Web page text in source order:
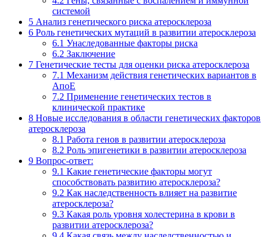
системой
5 Анализ генетического риска атеросклероза
6 Роль генетических мутаций в развитии атеросклероза
6.1 Унаследованные факторы риска
6.2 Заключение
7 Генетические тесты для оценки риска атеросклероза
7.1 Механизм действия генетических вариантов в
АпоЕ
7.2 Применение генетических тестов в
клинической практике
8 Новые исследования в области генетических факторов
атеросклероза
8.1 Работа генов в развитии атеросклероза
8.2 Роль эпигенетики в развитии атеросклероза
9 Вопрос-ответ:
9.1 Какие генетические факторы могут
способствовать развитию атеросклероза?
9.2 Как наследственность влияет на развитие
атеросклероза?
9.3 Какая роль уровня холестерина в крови в
развитии атеросклероза?